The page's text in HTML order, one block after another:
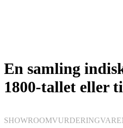
En samling
1800-tallet eller
SHOWROOMVURDERING